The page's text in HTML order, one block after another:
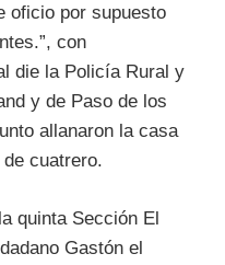
oficio por supuesto
con
die la Policía Rural y
y de Paso de los
allanaron la casa
cuatrero.
quinta Sección El
Gastón el